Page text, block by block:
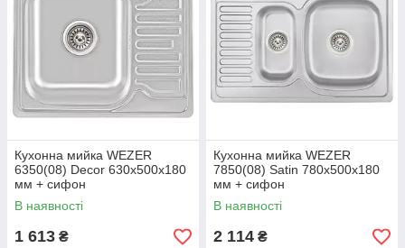
Кухонна мийка WEZER
6350(08) Deсоr 630x500x180
мм + сифон
В наявності
1 613 ₴
Кухонна мийка WEZER
7850(08) Satin 780x500x180
мм + сифон
В наявності
2 114 ₴